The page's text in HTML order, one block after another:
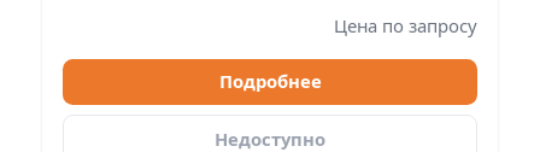
Цена по запросу
Подробнее
Недоступно